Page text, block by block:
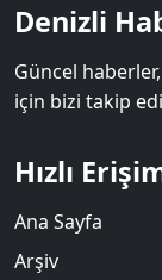
Denizli
Güncel
için bizi takip
Hızlı
Ana Sayfa
Arşiv